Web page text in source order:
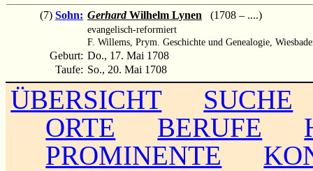
(7) Sohn: GerhardWilhelm Lynen (1708 – ....)
evangelisch-reformiert
F. Willems, Prym. Geschichte und Genealogie,
Geburt: Do., 17. Mai 1708
Taufe: So., 20. Mai 1708
ÜBERSICHT
SUCHE
ORTE
BERUFE
PROMINENTE